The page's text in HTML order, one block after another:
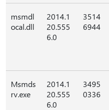
msmdl
ocal.dll
2014.1
20.555
6.0
3514
6944
Msmds
rv.exe
2014.1
20.555
6.0
3495
0336